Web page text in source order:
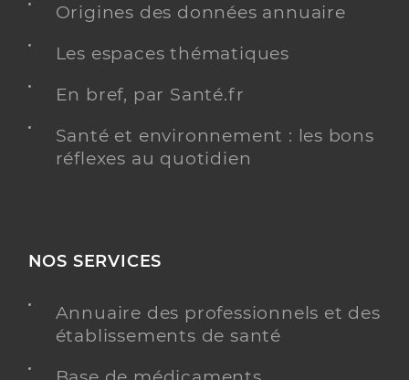
Origines des données annuaire
Les espaces thématiques
En bref, par Santé.fr
Santé et environnement : les bons
réflexes au quotidien
NOS SERVICES
Annuaire des professionnels et des
établissements de santé